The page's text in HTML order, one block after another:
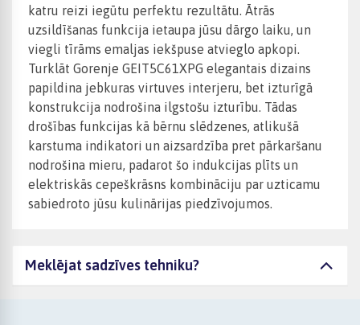
katru reizi iegūtu perfektu rezultātu. Ātrās
uzsildīšanas funkcija ietaupa jūsu dārgo laiku, un
viegli tīrāms emaljas iekšpuse atvieglo apkopi.
Turklāt Gorenje GEIT5C61XPG elegantais dizains
papildina jebkuras virtuves interjeru, bet izturīgā
konstrukcija nodrošina ilgstošu izturību. Tādas
drošības funkcijas kā bērnu slēdzenes, atlikušā
karstuma indikatori un aizsardzība pret pārkaršanu
nodrošina mieru, padarot šo indukcijas plīts un
elektriskās cepeškrāsns kombināciju par uzticamu
sabiedroto jūsu kulinārijas piedzīvojumos.
Meklējat sadzīves tehniku?